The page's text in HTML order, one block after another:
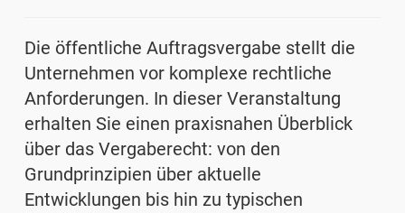
Die öffentliche Auftragsvergabe stellt die
Unternehmen vor komplexe rechtliche
Anforderungen. In dieser Veranstaltung
erhalten Sie einen praxisnahen Überblick
über das Vergaberecht: von den
Grundprinzipien über aktuelle
Entwicklungen bis hin zu typischen